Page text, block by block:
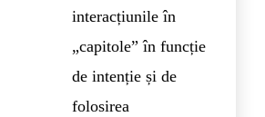
interacțiunile în
„capitole” în funcție
de intenție și de
folosirea